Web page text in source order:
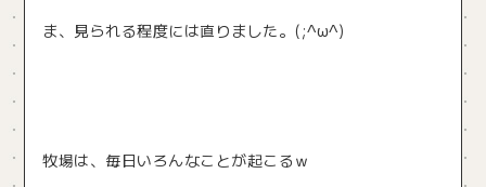
ま、見られる程度には直りました。(;^ω^)
牧場は、毎日いろんなことが起こるｗ